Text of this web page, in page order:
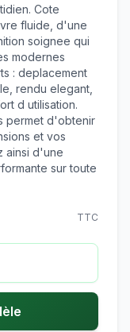
Cote
fluide, d'une
soignee qui
modernes
: deplacement
rendu elegant,
d utilisation.
permet d'obtenir
et vos
ainsi d'une
sur toute
TTC